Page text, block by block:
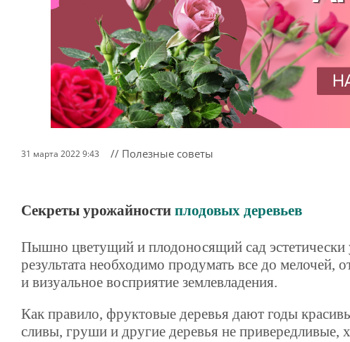
31 марта 2022 9:43 // Полезные советы
Секреты урожайности плодовых деревьев
Пышно цветущий и плодоносящий сад
результата необходимо продумать все до мелочей,
и визуальное восприятие землевладения.
Как правило, фруктовые деревья дают годы
сливы, груши и другие деревья не привередливые,